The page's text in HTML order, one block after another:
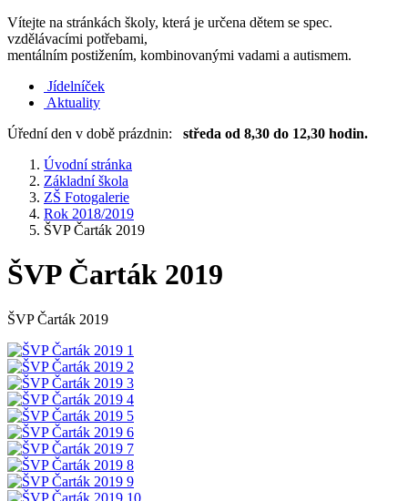
Vítejte na stránkách školy, která je určena dětem se spec.
vzdělávacími potřebami,
mentálním postižením, kombinovanými vadami a autismem.
Jídelníček
Aktuality
Úřední den v době prázdnin: středa od 8,30 do 12,30 hodin.
Úvodní stránka
Základní škola
ZŠ Fotogalerie
Rok 2018/2019
ŠVP Čarták 2019
ŠVP Čarták 2019
ŠVP Čarták 2019